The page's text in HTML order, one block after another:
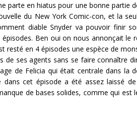
parte en hiatus pour une bonne partie
du New York Comic-con, et la
diable Snyder va pouvoir finir
épisodes. Ben oui on nous annonçait le
resté en 4 épisodes une espèce de
de ses agents sans se faire connaître
de Felicia qui était centrale dans la
cet épisode a été assez laissé de
de bases solides, comme qui est